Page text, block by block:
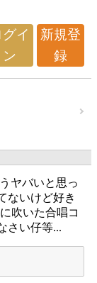
グイ
ン
新規登
録
ヤバいと思っ
ないけど好き
吹いた合唱コ
さい仔等...